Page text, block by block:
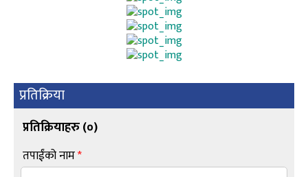
प्रतिक्रिया
प्रतिक्रियाहरु (०)
तपाईंको नाम*